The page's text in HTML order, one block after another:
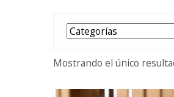
Mostrando el único